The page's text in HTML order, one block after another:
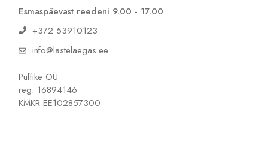
Esmaspäevast reedeni 9.00 - 17.00
+372 53910123
info@lastelaegas.ee
Puffike OÜ
reg. 16894146
KMKR EE102857300